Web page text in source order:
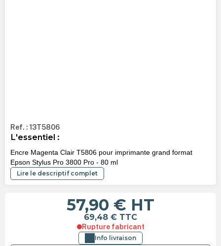
Ref. : 13T5806
L'essentiel :
Encre Magenta Clair T5806 pour imprimante grand format
Epson Stylus Pro 3800 Pro - 80 ml
Lire le descriptif complet
57,90 € HT
69,48 € TTC
Rupture fabricant
Info livraison